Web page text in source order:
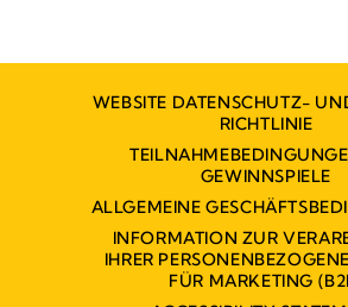
WEBSITE DATENSCHUTZ-
RICHTLINIE
GEWINNSPIELE
ALLGEMEINE
INFORMATION ZUR
IHRER
FÜR MARKETING